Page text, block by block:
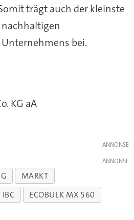
trägt auch der kleinste
nachhaltigen
bei.
KG aA
MARKT
IBC
ECOBULK MX 560